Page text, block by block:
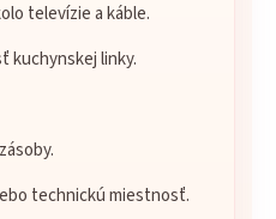
televízie a káble.
kuchynskej linky.
technickú miestnosť.